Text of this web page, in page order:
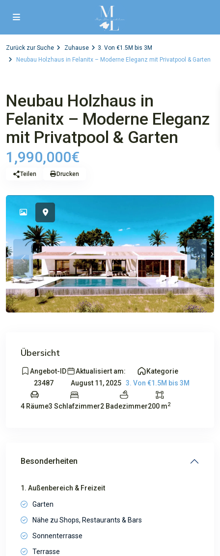
Zurück zur Suche Zuhause
3. Von €1.5M bis 3M
Neubau Holzhaus in Felanitx – Moderne Eleganz mit Privatpool & Garten
Neubau Holzhaus in
Felanitx – Moderne Eleganz
mit Privatpool & Garten
1,990,000€
Teilen Drucken
Previous
Übersicht
Angebot-ID
23487
Aktualisiert am:
August 11, 2025
Kategorie
3. Von €1.5M bis 3M
4 Räume3 Schlafzimmer2 Badezimmer200 m2
Besonderheiten
1. Außenbereich & Freizeit
Garten
Nähe zu Shops, Restaurants & Bars
Sonnenterrasse
Terrasse